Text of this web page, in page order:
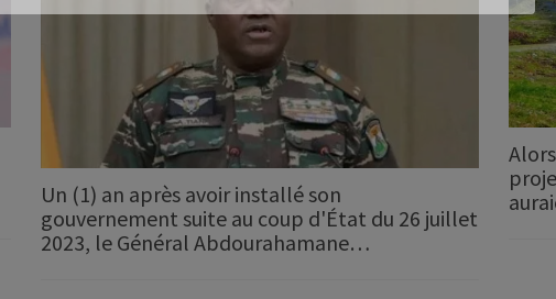
Un (1) an après avoir installé son
gouvernement suite au coup d'État du 26 juillet
2023, le Général Abdourahamane…